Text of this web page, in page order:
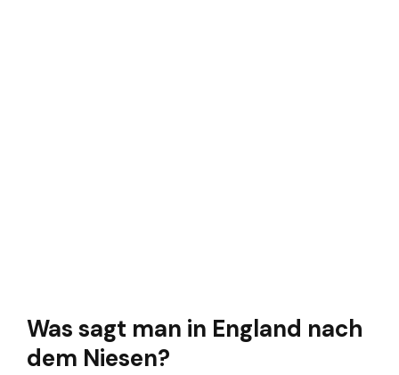
Was sagt man in England nach
dem Niesen?